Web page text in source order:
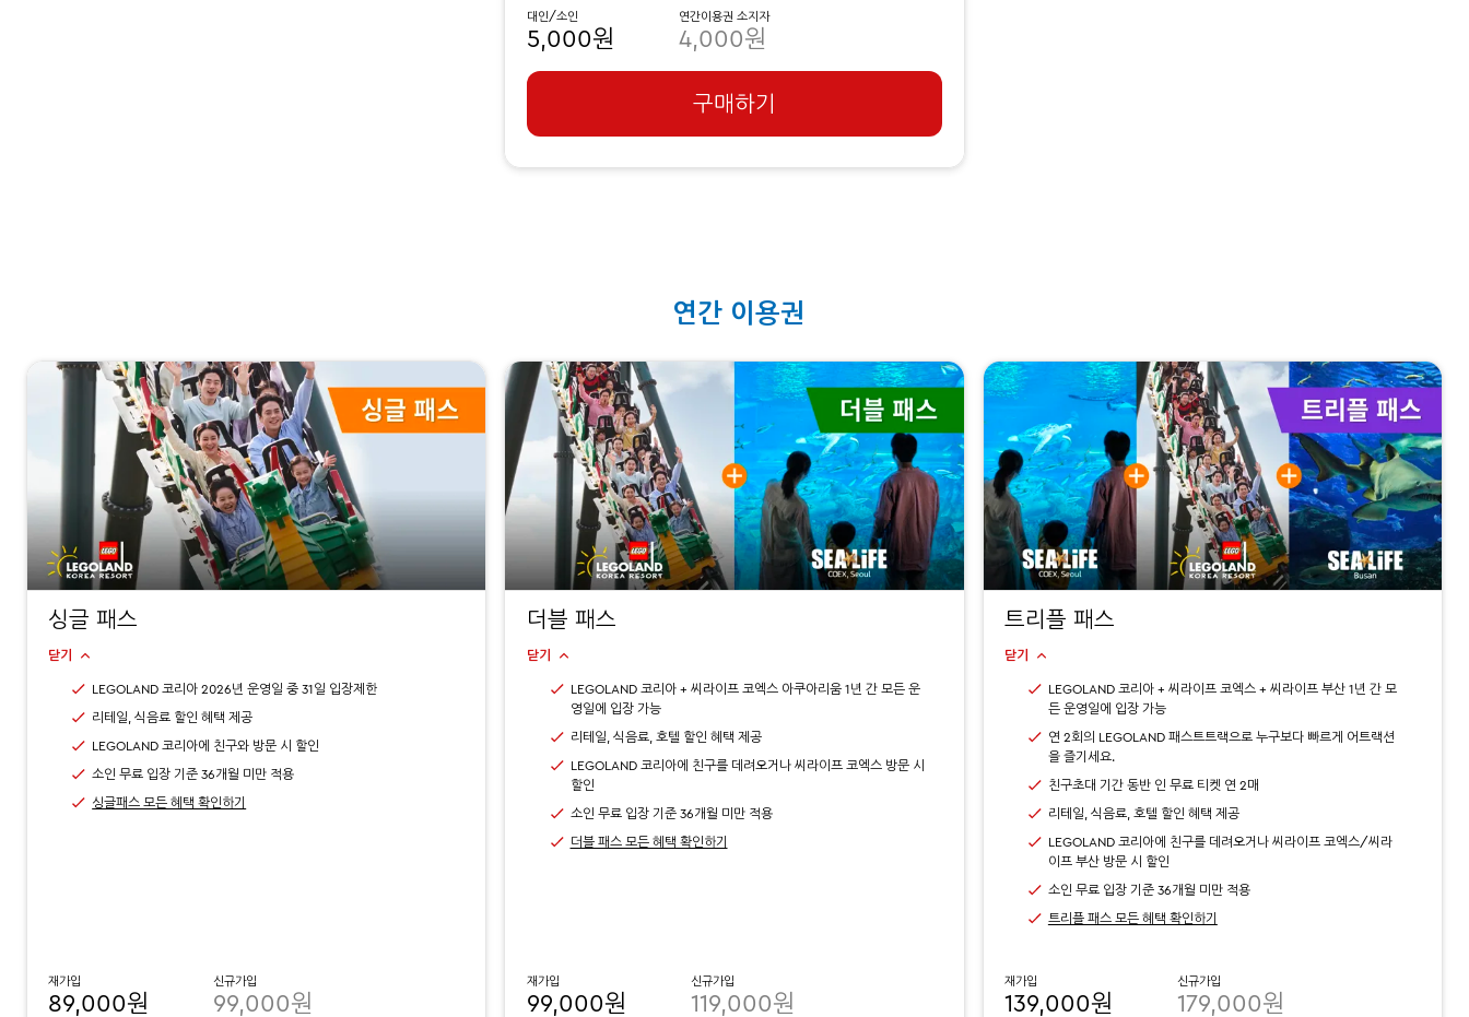
대인/소인
5,000원
연간이용권 소지자
4,000원
구매하기
연간 이용권
싱글 패스
닫기
LEGOLAND 코리아 2026년 운영일 중 31일 입장제한
리테일, 식음료 할인 혜택 제공
LEGOLAND 코리아에 친구와 방문 시 할인
소인 무료 입장 기준 36개월 미만 적용
싱글패스 모든 혜택 확인하기
재가입
89,000원
신규가입
99,000원
더블 패스
닫기
LEGOLAND 코리아 + 씨라이프 코엑스 아쿠아리움 1년 간 모든 운
영일에 입장 가능
리테일, 식음료, 호텔 할인 혜택 제공
LEGOLAND 코리아에 친구를 데려오거나 씨라이프 코엑스 방문 시
할인
소인 무료 입장 기준 36개월 미만 적용
더블 패스 모든 혜택 확인하기
재가입
99,000원
신규가입
119,000원
트리플 패스
닫기
LEGOLAND 코리아 + 씨라이프 코엑스 + 씨라이프 부산 1년 간 모
든 운영일에 입장 가능
연 2회의 LEGOLAND 패스트트랙으로 누구보다 빠르게 어트랙션
을 즐기세요.
친구초대 기간 동반 인 무료 티켓 연 2매
리테일, 식음료, 호텔 할인 혜택 제공
LEGOLAND 코리아에 친구를 데려오거나 씨라이프 코엑스/씨라
이프 부산 방문 시 할인
소인 무료 입장 기준 36개월 미만 적용
트리플 패스 모든 혜택 확인하기
재가입
139,000원
신규가입
179,000원